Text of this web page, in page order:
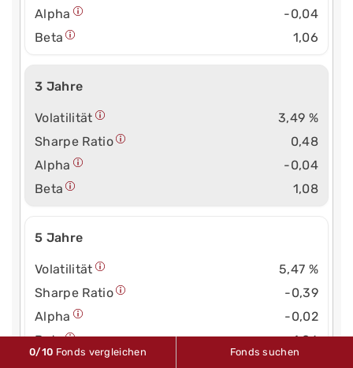
Alpha
-0,04
Beta
1,06
3 Jahre
Volatilität
3,49 %
Sharpe Ratio
0,48
Alpha
-0,04
Beta
1,08
5 Jahre
Volatilität
5,47 %
Sharpe Ratio
-0,39
Alpha
-0,02
Beta
1,06
0/10 Fonds vergleichen Fonds suchen